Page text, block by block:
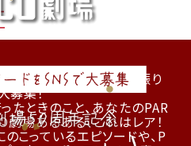
項
PARCO劇場の50年を振り
募集！
たときのこと、あなたのPAR
劇場あるある、これはレア！
こっているエピソードや、P